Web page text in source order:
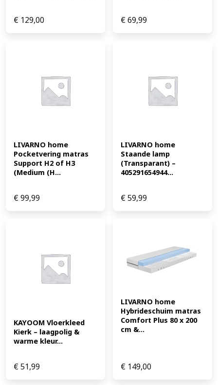
€ 129,00 €69,99
LIVARNO home
Pocketvering matras
Support H2 of H3
(Medium (H...
€99,99
LIVARNO home
Staande lamp
(Transparant) –
405291654944...
€59,99
KAYOOM Vloerkleed
Kierk – laagpolig &
warme kleur...
€51,99
LIVARNO home
Hybrideschuim matras
Comfort Plus 80 x 200
cm &...
€ 149,00